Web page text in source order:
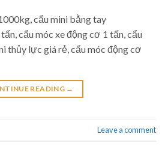
cẩu mini bằng tay
cẩu móc xe động cơ 1 tấn, cẩu
thủy lực giá rẻ, cẩu móc động cơ
READING →
Leave a comment